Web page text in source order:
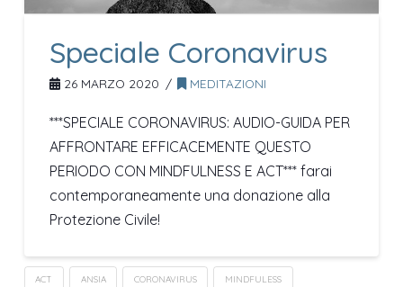
Speciale Coronavirus
26 MARZO 2020 MEDITAZIONI
***SPECIALE CORONAVIRUS: AUDIO-GUIDA PER
AFFRONTARE EFFICACEMENTE QUESTO
PERIODO CON MINDFULNESS E ACT*** farai
contemporaneamente una donazione alla
Protezione Civile!
ACT ANSIA CORONAVIRUS MINDFULESS